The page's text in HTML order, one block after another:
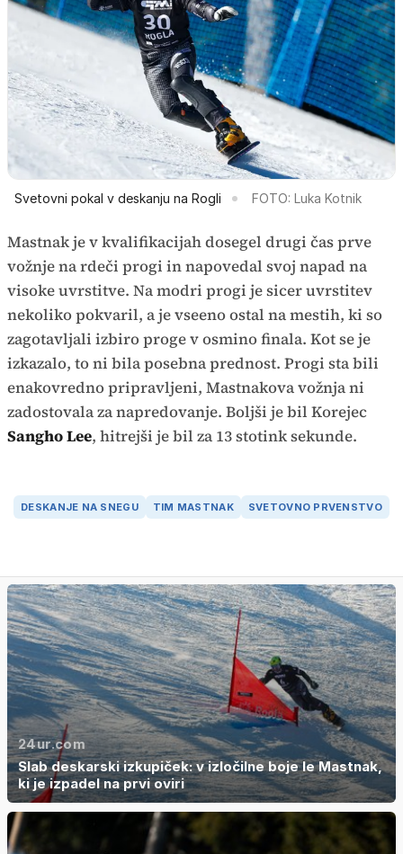
Svetovni pokal v deskanju na Rogli FOTO: Luka Kotnik
Mastnak je v kvalifikacijah dosegel drugi čas prve
vožnje na rdeči progi in napovedal svoj napad na
visoke uvrstitve. Na modri progi je sicer uvrstitev
nekoliko pokvaril, a je vseeno ostal na mestih, ki so
zagotavljali izbiro proge v osmino finala. Kot se je
izkazalo, to ni bila posebna prednost. Progi sta bili
enakovredno pripravljeni, Mastnakova vožnja ni
zadostovala za napredovanje. Boljši je bil Korejec
Sangho Lee, hitrejši je bil za 13 stotink sekunde.
DESKANJE NA SNEGU TIM MASTNAK SVETOVNO PRVENSTVO
24ur.com
Slab deskarski izkupiček: v izločilne boje le Mastnak,
ki je izpadel na prvi oviri